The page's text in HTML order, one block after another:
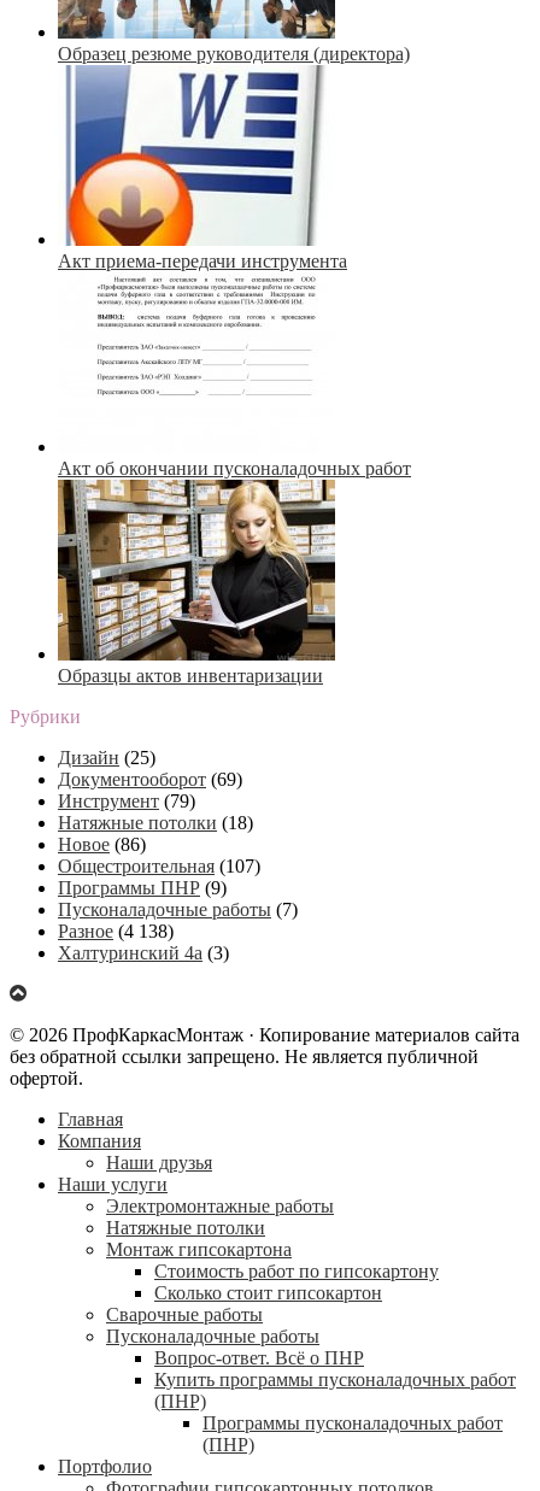
Образец резюме руководителя (директора)
Акт приема-передачи инструмента
Акт об окончании пусконаладочных работ
Образцы актов инвентаризации
Рубрики
Дизайн (25)
Документооборот (69)
Инструмент (79)
Натяжные потолки (18)
Новое (86)
Общестроительная (107)
Программы ПНР (9)
Пусконаладочные работы (7)
Разное (4 138)
Халтуринский 4а (3)
© 2026 ПрофКаркасМонтаж · Копирование материалов сайта
без обратной ссылки запрещено. Не является публичной
офертой.
Главная
Компания
Наши друзья
Наши услуги
Электромонтажные работы
Натяжные потолки
Монтаж гипсокартона
Стоимость работ по гипсокартону
Сколько стоит гипсокартон
Сварочные работы
Пусконаладочные работы
Вопрос-ответ. Всё о ПНР
Купить программы пусконаладочных работ
(ПНР)
Программы пусконаладочных работ
(ПНР)
Портфолио